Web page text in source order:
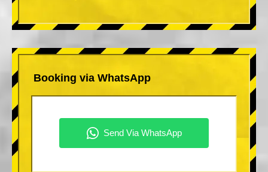
Booking via WhatsApp